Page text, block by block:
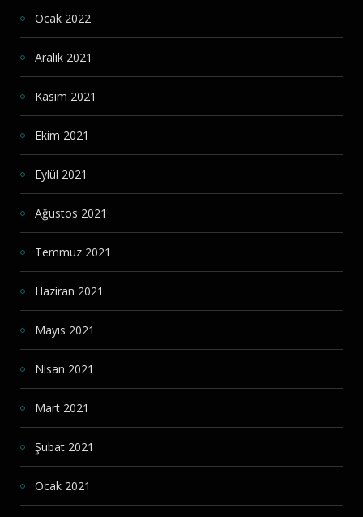
Ocak 2022
Aralık 2021
Kasım 2021
Ekim 2021
Eylül 2021
Ağustos 2021
Temmuz 2021
Haziran 2021
Mayıs 2021
Nisan 2021
Mart 2021
Şubat 2021
Ocak 2021